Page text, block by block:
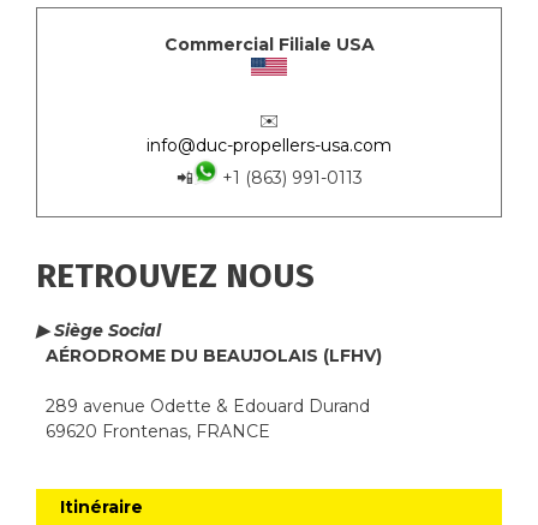
Commercial Filiale USA
✉️
info@duc-propellers-usa.com
📲
+1 (863) 991-0113
RETROUVEZ NOUS
▶ Siège Social
AÉRODROME DU BEAUJOLAIS (LFHV)
289 avenue Odette & Edouard Durand
69620 Frontenas, FRANCE
Itinéraire